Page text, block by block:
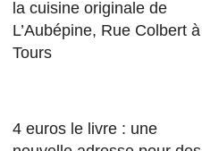
la cuisine originale de
L’Aubépine, Rue Colbert à
Tours
4 euros le livre : une